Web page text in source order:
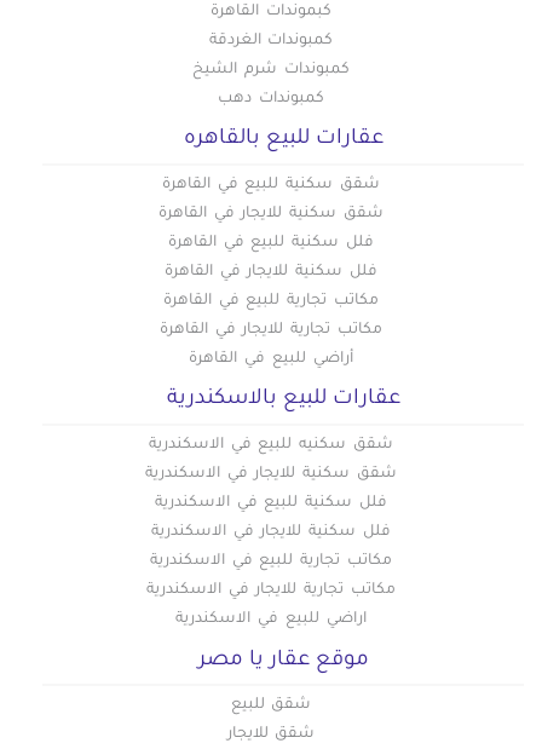
كبموندات القاهرة
كمبوندات الغردقة
كمبوندات شرم الشيخ
كمبوندات دهب
عقارات للبيع بالقاهره
شقق سكنية للبيع في القاهرة
شقق سكنية للايجار في القاهرة
فلل سكنية للبيع في القاهرة
فلل سكنية للايجار في القاهرة
مكاتب تجارية للبيع في القاهرة
مكاتب تجارية للايجار في القاهرة
أراضي للبيع في القاهرة
عقارات للبيع بالاسكندرية
شقق سكنيه للبيع في الاسكندرية
شقق سكنية للايجار في الاسكندرية
فلل سكنية للبيع في الاسكندرية
فلل سكنية للايجار في الاسكندرية
مكاتب تجارية للبيع في الاسكندرية
مكاتب تجارية للايجار في الاسكندرية
اراضي للبيع في الاسكندرية
موقع عقار يا مصر
شقق للبيع
شقق للايجار